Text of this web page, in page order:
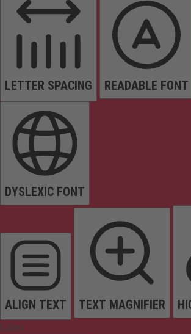
LETTER SPACING READABLE FONT
DYSLEXIC FONT
ALIGN TEXT TEXT MAGNIFIER
Colors